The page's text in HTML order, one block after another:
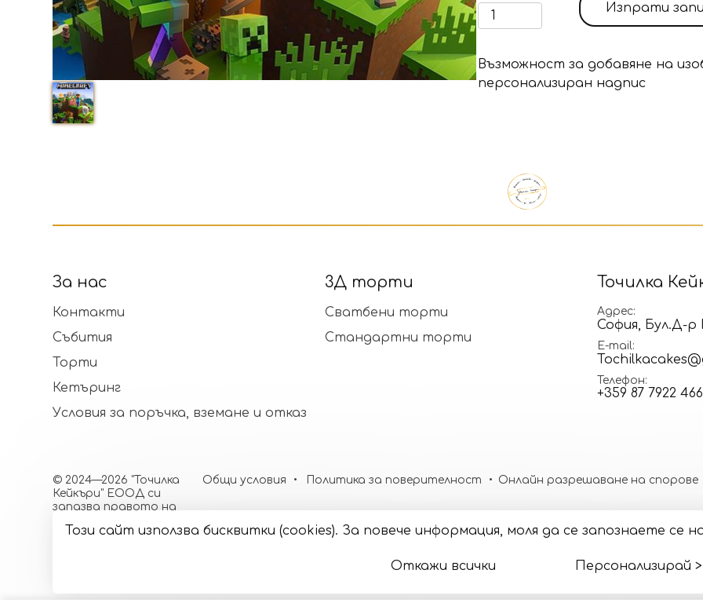
Изпрати
Възможност за добавяне на
персонализиран надпис
За нас
Контакти
Събития
Торти
Кетъринг
Условия за поръчка, вземане и отказ
3Д торти
Сватбени торти
Стандартни торти
Точилка
Адрес
София, Бул.Д-
E-mail
Телефон
+359 87 7922 466
© 2024—2026 "Точилка
Кейкъри" ЕООД си
запазва правото на
декорацията и
Общи условия Политика за поверителност Онлайн разрешаване на спорове
Този сайт използва бисквитки (cookies). За повече информация, моля да се запознаете се
Откажи всички Персонализирай >